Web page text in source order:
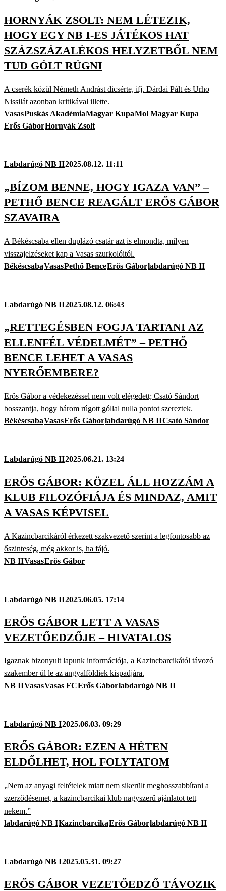
HORNYÁK ZSOLT: NEM LÉTEZIK,
HOGY EGY NB I-ES JÁTÉKOS HAT
SZÁZSZÁZALÉKOS HELYZETBŐL NEM
TUD GÓLT RÚGNI
A cserék közül Németh Andrást dicsérte, ifj. Dárdai Pált és Urho
Nissilát azonban kritikával illette.
VasasPuskás AkadémiaMagyar KupaMol Magyar Kupa
Erős GáborHornyák Zsolt
Labdarúgó NB II2025.08.12. 11:11
„BÍZOM BENNE, HOGY IGAZA VAN” –
PETHŐ BENCE REAGÁLT ERŐS GÁBOR
SZAVAIRA
A Békéscsaba ellen duplázó csatár azt is elmondta, milyen
visszajelzéseket kap a Vasas szurkolóitól.
BékéscsabaVasasPethő BenceErős Gáborlabdarúgó NB II
Labdarúgó NB II2025.08.12. 06:43
„RETTEGÉSBEN FOGJA TARTANI AZ
ELLENFÉL VÉDELMÉT” – PETHŐ
BENCE LEHET A VASAS
NYERŐEMBERE?
Erős Gábor a védekezéssel nem volt elégedett; Csató Sándort
bosszantja, hogy három rúgott góllal nulla pontot szereztek.
BékéscsabaVasasErős Gáborlabdarúgó NB IICsató Sándor
Labdarúgó NB II2025.06.21. 13:24
ERŐS GÁBOR: KÖZEL ÁLL HOZZÁM A
KLUB FILOZÓFIÁJA ÉS MINDAZ, AMIT
A VASAS KÉPVISEL
A Kazincbarcikáról érkezett szakvezető szerint a legfontosabb az
őszinteség, még akkor is, ha fájó.
NB IIVasasErős Gábor
Labdarúgó NB II2025.06.05. 17:14
ERŐS GÁBOR LETT A VASAS
VEZETŐEDZŐJE – HIVATALOS
Igaznak bizonyult lapunk információja, a Kazincbarcikától távozó
szakember ül le az angyalföldiek kispadjára.
NB IIVasasVasas FCErős Gáborlabdarúgó NB II
Labdarúgó NB I2025.06.03. 09:29
ERŐS GÁBOR: EZEN A HÉTEN
ELDŐLHET, HOL FOLYTATOM
„Nem az anyagi feltételek miatt nem sikerült meghosszabbítani a
szerződésemet, a kazincbarcikai klub nagyszerű ajánlatot tett
nekem.”
labdarúgó NB IKazincbarcikaErős Gáborlabdarúgó NB II
Labdarúgó NB I2025.05.31. 09:27
ERŐS GÁBOR VEZETŐEDZŐ TÁVOZIK